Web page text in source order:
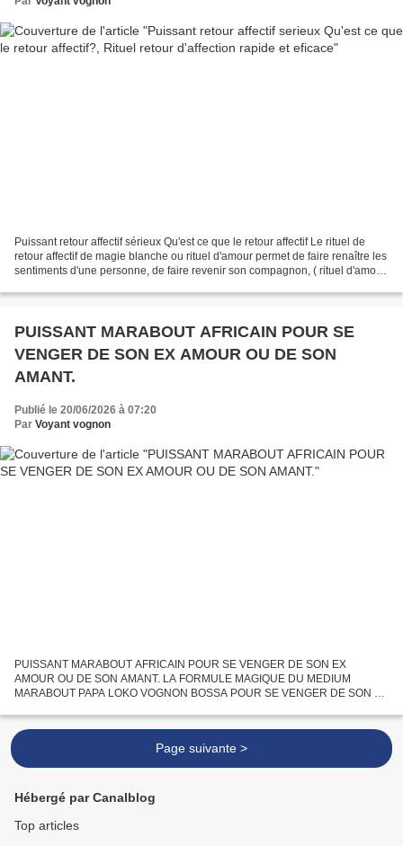
Puissant retour affectif sérieux Qu'est ce que le retour affectif Le rituel de
retour affectif de magie blanche ou rituel d'amour permet de faire renaître les
sentiments d'une personne, de faire revenir son compagnon, ( rituel d'amour
PUISSANT MARABOUT AFRICAIN POUR SE
VENGER DE SON EX AMOUR OU DE SON
AMANT.
Publié le 20/06/2026 à 07:20
Par Voyant vognon
PUISSANT MARABOUT AFRICAIN POUR SE VENGER DE SON EX
AMOUR OU DE SON AMANT. LA FORMULE MAGIQUE DU MEDIUM
MARABOUT PAPA LOKO VOGNON BOSSA POUR SE VENGER DE SON EX
magique du MEDIUM MARABOUT...
Page suivante >
Hébergé par Canalblog
Top articles